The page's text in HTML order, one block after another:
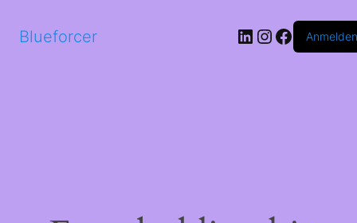
Blueforcer LinkedIn
Instagram
Anmelden